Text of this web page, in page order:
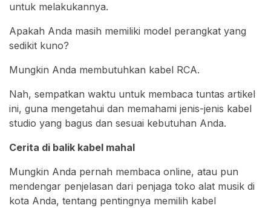
untuk melakukannya.
Apakah Anda masih memiliki model perangkat yang
sedikit kuno?
Mungkin Anda membutuhkan kabel RCA.
Nah, sempatkan waktu untuk membaca tuntas artikel
ini, guna mengetahui dan memahami jenis-jenis kabel
studio yang bagus dan sesuai kebutuhan Anda.
Cerita di balik kabel mahal
Mungkin Anda pernah membaca online, atau pun
mendengar penjelasan dari penjaga toko alat musik di
kota Anda, tentang pentingnya memilih kabel